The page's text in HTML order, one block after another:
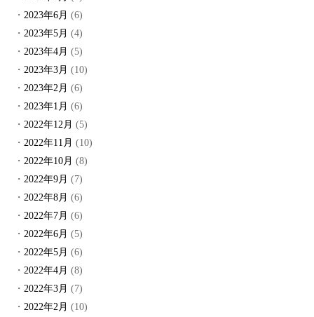
2023年6月 (6)
2023年5月 (4)
2023年4月 (5)
2023年3月 (10)
2023年2月 (6)
2023年1月 (6)
2022年12月 (5)
2022年11月 (10)
2022年10月 (8)
2022年9月 (7)
2022年8月 (6)
2022年7月 (6)
2022年6月 (5)
2022年5月 (6)
2022年4月 (8)
2022年3月 (7)
2022年2月 (10)